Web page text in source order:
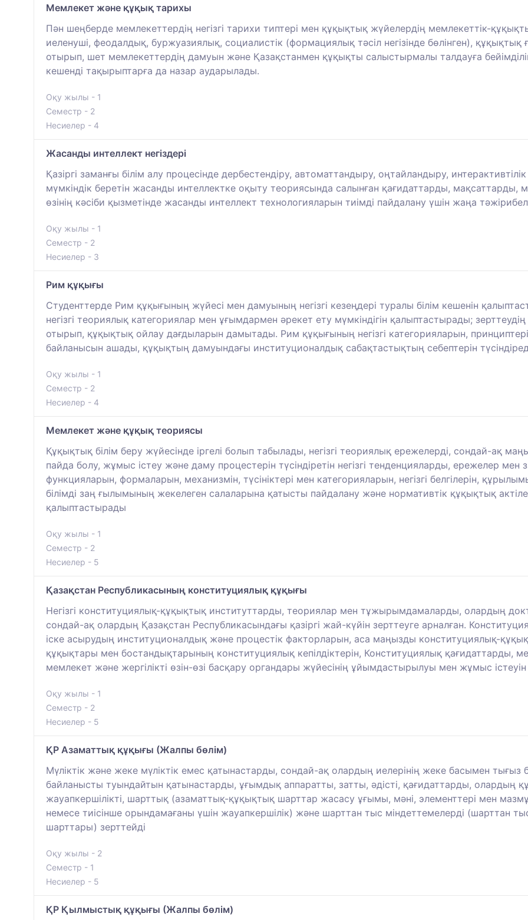
Мемлекет және құқық тарихы
Пән шеңберде мемлекеттердің негізгі тарихи типтері мен құқықтық жүйелердің мемлекеттік-
иеленуші, феодалдық, буржуазиялық, социалистік (формациялық тәсіл негізінде бөлінген),
отырып, шет мемлекеттердің дамуын және Қазақстанмен құқықты салыстырмалы талдауға
кешенді тақырыптарға да назар аударылады.
Оқу жылы - 1
Семестр - 2
Несиелер - 4
Жасанды интеллект негіздері
Қазіргі заманғы білім алу процесінде дербестендіру, автоматтандыру, оңтайландыру,
мүмкіндік беретін жасанды интеллектке оқыту теориясында салынған қағидаттарды, мақсаттарды,
өзінің кәсіби қызметінде жасанды интеллект технологияларын тиімді пайдалану үшін жаңа
Оқу жылы - 1
Семестр - 2
Несиелер - 3
Рим құқығы
Студенттерде Рим құқығының жүйесі мен дамуының негізгі кезеңдері туралы білім кешенін
негізгі теориялық категориялар мен ұғымдармен әрекет ету мүмкіндігін қалыптастырады;
отырып, құқықтық ойлау дағдыларын дамытады. Рим құқығының негізгі категорияларын,
байланысын ашады, құқықтың дамуындағы институционалдық сабақтастықтың себептерін
Оқу жылы - 1
Семестр - 2
Несиелер - 4
Мемлекет және құқық теориясы
Құқықтық білім беру жүйесінде іргелі болып табылады, негізгі теориялық ережелерді, сондай-ақ
пайда болу, жұмыс істеу және даму процестерін түсіндіретін негізгі тенденцияларды, ережелер
функцияларын, формаларын, механизмін, түсініктері мен категорияларын, негізгі белгілерін,
білімді заң ғылымының жекелеген салаларына қатысты пайдалану және нормативтік құқықтық
қалыптастырады
Оқу жылы - 1
Семестр - 2
Несиелер - 5
Қазақстан Республикасының конституциялық құқығы
Негізгі конституциялық-құқықтық институттарды, теориялар мен тұжырымдамаларды, олардың
сондай-ақ олардың Қазақстан Республикасындағы қазіргі жай-күйін зерттеуге арналған.
іске асырудың институционалдық және процестік факторларын, аса маңызды конституциялық-
құқықтары мен бостандықтарының конституциялық кепілдіктерін, Конституциялық қағидаттарды,
мемлекет және жергілікті өзін-өзі басқару органдары жүйесінің ұйымдастырылуы мен жұмыс
Оқу жылы - 1
Семестр - 2
Несиелер - 5
ҚР Азаматтық құқығы (Жалпы бөлім)
Мүліктік және жеке мүліктік емес қатынастарды, сондай-ақ олардың иелерінің жеке басымен тығыз
байланысты туындайтын қатынастарды, ұғымдық аппаратты, затты, әдісті, қағидаттарды, олардың
жауапкершілікті, шарттық (азаматтық-құқықтық шарттар жасасу ұғымы, мәні, элементтері мен
немесе тиісінше орындамағаны үшін жауапкершілік) және шарттан тыс міндеттемелерді (шарттан
шарттары) зерттейді
Оқу жылы - 2
Семестр - 1
Несиелер - 5
ҚР Қылмыстық құқығы (Жалпы бөлім)